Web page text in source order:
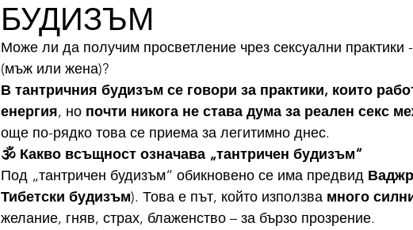
БУДИЗЪМ
Може ли да получим просветление чрез сексуални практики
(мъж или жена)?
В тантричния будизъм се говори за практики, които
енергия, но почти никога не става дума за реален секс
още по-рядко това се приема за легитимно днес.
🕉️ Какво всъщност означава „тантричен будизъм“
Под „тантричен будизъм“ обикновено се има предвид
Тибетски будизъм). Това е път, който използва много
желание, гняв, страх, блаженство – за бързо прозрение.